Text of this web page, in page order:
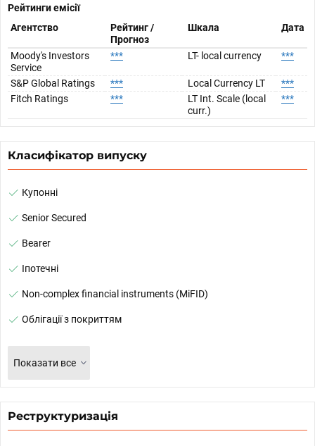
Рейтинги емісії
Агентство
Рейтинг /
Прогноз
Шкала Дата
Moody's Investors
Service
*** LT- local currency ***
S&P Global Ratings *** Local Currency LT
***
Fitch Ratings
***
LT Int. Scale (local
curr.)
***
Класифікатор випуску
Купонні
Senior Secured
Bearer
Іпотечні
Non-complex financial instruments (MiFID)
Облігації з покриттям
Показати все
Реструктуризація